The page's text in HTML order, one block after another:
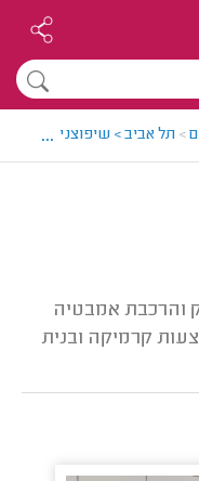
> תל אביב > שיפוצניק...
והרכבת אמבטיה
קרמיקה ובנית